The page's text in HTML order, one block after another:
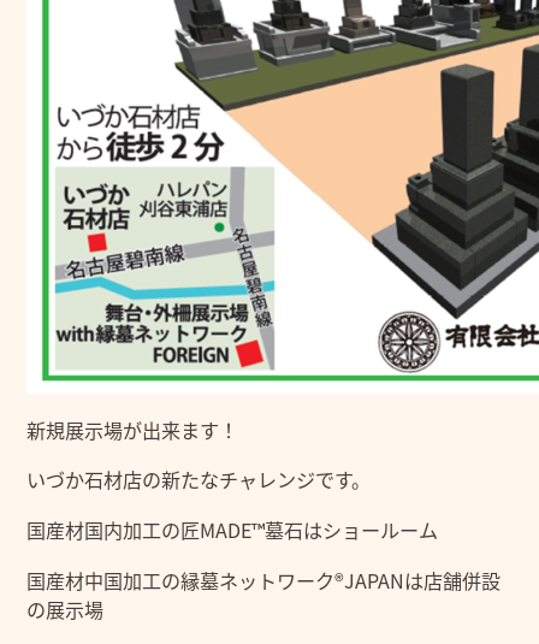
新規展示場が出来ます！
いづか石材店の新たなチャレンジです。
国産材国内加工の匠MADE™墓石はショールーム
国産材中国加工の縁墓ネットワーク®JAPANは店舗併設
の展示場